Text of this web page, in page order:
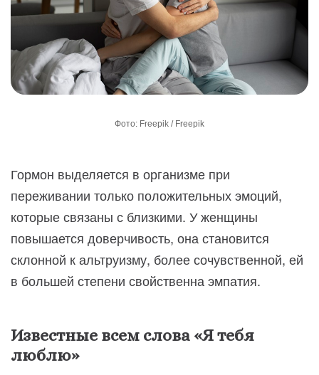
Фото: Freepik / Freepik
Гормон выделяется в организме при
переживании только положительных эмоций,
которые связаны с близкими. У женщины
повышается доверчивость, она становится
склонной к альтруизму, более сочувственной, ей
в большей степени свойственна эмпатия.
Известные всем слова «Я тебя
люблю»